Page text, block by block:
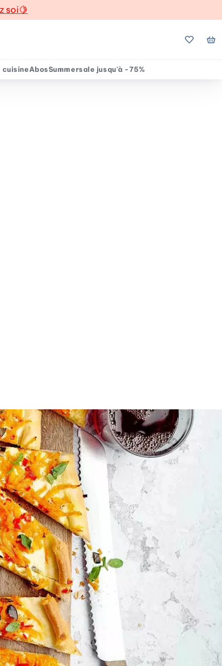
soi🍋
Mes
cuisineAbosSummersale jusqu'à -75%